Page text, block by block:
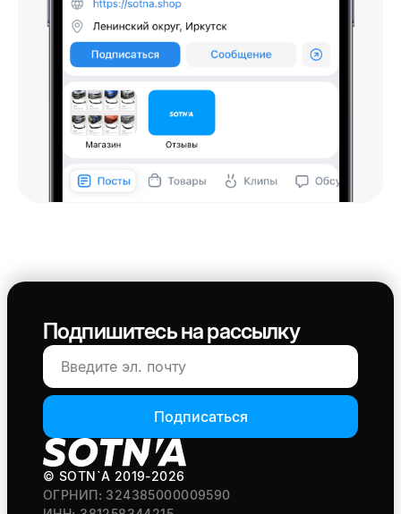
Подпишитесь на рассылку
Подписаться
© SOTN`A 2019-2026
ОГРНИП: 324385000009590